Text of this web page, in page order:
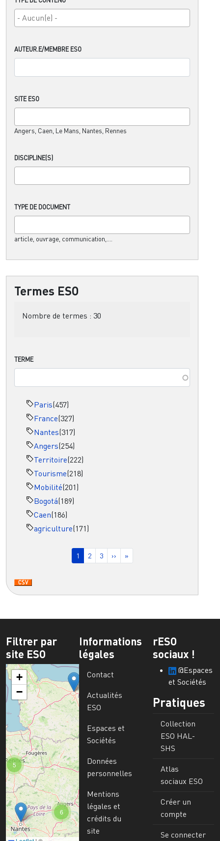
AUTEUR.E/MEMBRE ESO
SITE ESO
Angers, Caen, Le Mans, Nantes, Rennes
DISCIPLINE(S)
TYPE DE DOCUMENT
article, ouvrage, communication,....
Termes ESO
Nombre de termes : 30
TERME
Paris(457)
France(327)
Nantes(317)
Angers(254)
Territoire(222)
Tourisme(218)
Mobilité(201)
Bogotá(189)
Caen(186)
agriculture(171)
Page courante
1 Page
2 Page
3 Page suivante
›› Dernière page
»
Filtrer par
site ESO
6
5
+
−
Informations
légales
Contact
Actualités
ESO
Espaces et
Sociétés
Données
personnelles
Mentions
légales et
crédits du
site
rESO
sociaux !
@Espaces
et Sociétés
Pratiques
Collection
ESO HAL-
SHS
Atlas
sociaux ESO
Créer un
compte
Se connecter